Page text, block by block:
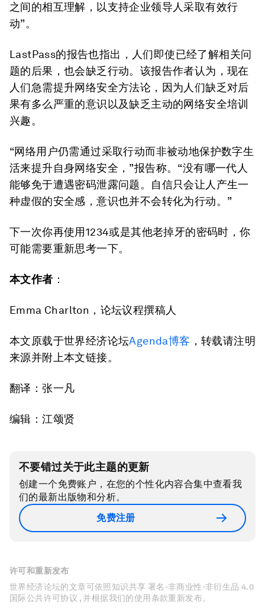
之间的相互理解，以支持企业领导人采取有效行
动”。
LastPass的报告也指出，人们即使已经了解相关问
题的后果，也会缺乏行动。该报告作者认为，现在
人们急需提升网络安全方法论，因为人们缺乏对后
果有多么严重的意识以及缺乏主动的网络安全培训
兴趣。
“网络用户仍需通过采取行动而非被动地保护数字生
活来提升自身网络安全，”报告称。“没有哪一代人
能够免于遭遇密码泄露问题。自信只会让人产生一
种虚假的安全感，意识也并不会转化为行动。”
下一次你再使用1234或是其他老掉牙的密码时，你
可能需要重新思考一下。
本文作者 ：
Emma Charlton，论坛议程撰稿人
本文原载于世界经济论坛Agenda博客 ，转载请注明
来源并附上本文链接。
翻译：张一凡
编辑：江颂贤
不要错过关于此主题的更新
创建一个免费账户，在您的个性化内容合集中查看我
们的最新出版物和分析。
免费注册
许可和重新发布
世界经济论坛的文章可依照知识共享 署名-非商业性-非衍生品 4.0
国际公共许可协议 , 并根据我们的使用条款重新发布。